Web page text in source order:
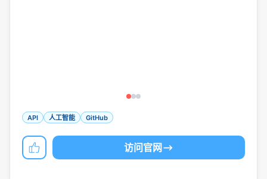
API 人工智能 GitHub
访问官网